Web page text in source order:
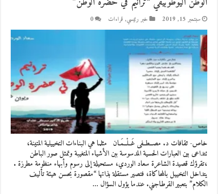
سبتمبر 15, 2019 خبر رئيسي, قراءات 0
خاص- ثقافات د. مصــطــفى غَــلْــمَـان مثلما هي البناءات التخييلية المتينة،
تتداعى بين العبارات الحسية المدسوسة ببن الأشياء المتغيبة وتمثل صور الباطن
،تقرؤك قصيدة الشاعرة سعاد الوردي، مستحيلة إلى رسوم وأبهاء منظومة مطرزة .
يتداخل التخييل بالمحاكاة، فتصير مستقلة بذاتها “مقصورة بحسن هيئة تأليف
الكلام” بتعبير القرطاجني. عندما يؤول السؤال …